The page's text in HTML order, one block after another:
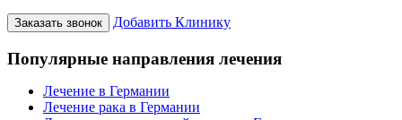
Заказать звонок Добавить Клинику
Популярные направления лечения
Лечение в Германии
Лечение рака в Германии